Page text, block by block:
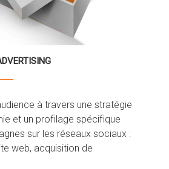
à travers une stratégie
et un profilage spécifique
sur les réseaux sociaux :
web, acquisition de